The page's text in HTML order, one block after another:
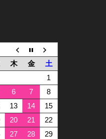
木 金
土
1
6 7
8
13 14
15
20 21
22
27 28
29